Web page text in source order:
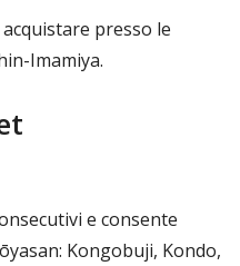
presso le
Imamiya.
e consente
Kongobuji, Kondo,